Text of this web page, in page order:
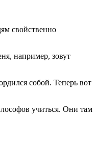
свойственно
например, зовут
собой. Теперь вот
учиться. Они там